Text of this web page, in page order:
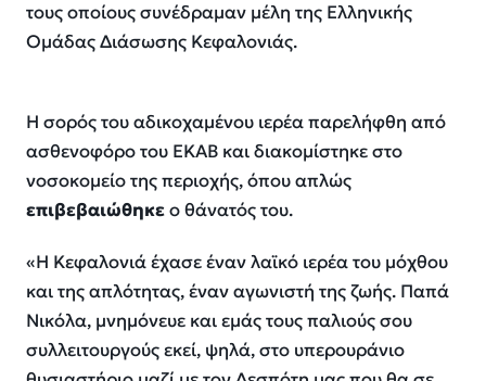
τους οποίους συνέδραμαν μέλη της Ελληνικής
Ομάδας Διάσωσης Κεφαλονιάς.
Η σορός του αδικοχαμένου ιερέα παρελήφθη από
ασθενοφόρο του ΕΚΑΒ και διακομίστηκε στο
νοσοκομείο της περιοχής, όπου απλώς
επιβεβαιώθηκεο θάνατός του.
«Η Κεφαλονιά έχασε έναν λαϊκό ιερέα του μόχθου
και της απλότητας, έναν αγωνιστή της ζωής. Παπά
Νικόλα, μνημόνευε και εμάς τους παλιούς σου
συλλειτουργούς εκεί, ψηλά, στο υπερουράνιο